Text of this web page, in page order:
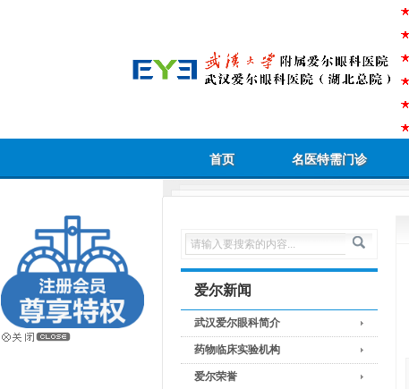
首页 名医特需门诊
爱尔新闻
武汉爱尔眼科简介
药物临床实验机构
爱尔荣誉